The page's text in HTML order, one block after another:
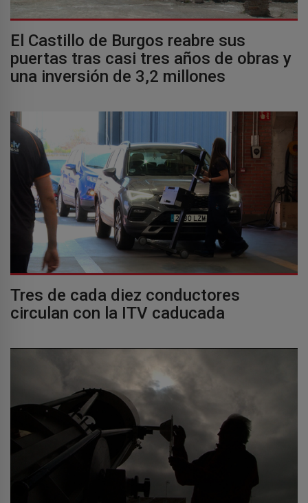
El Castillo de Burgos reabre sus
puertas tras casi tres años de obras y
una inversión de 3,2 millones
Tres de cada diez conductores
circulan con la ITV caducada